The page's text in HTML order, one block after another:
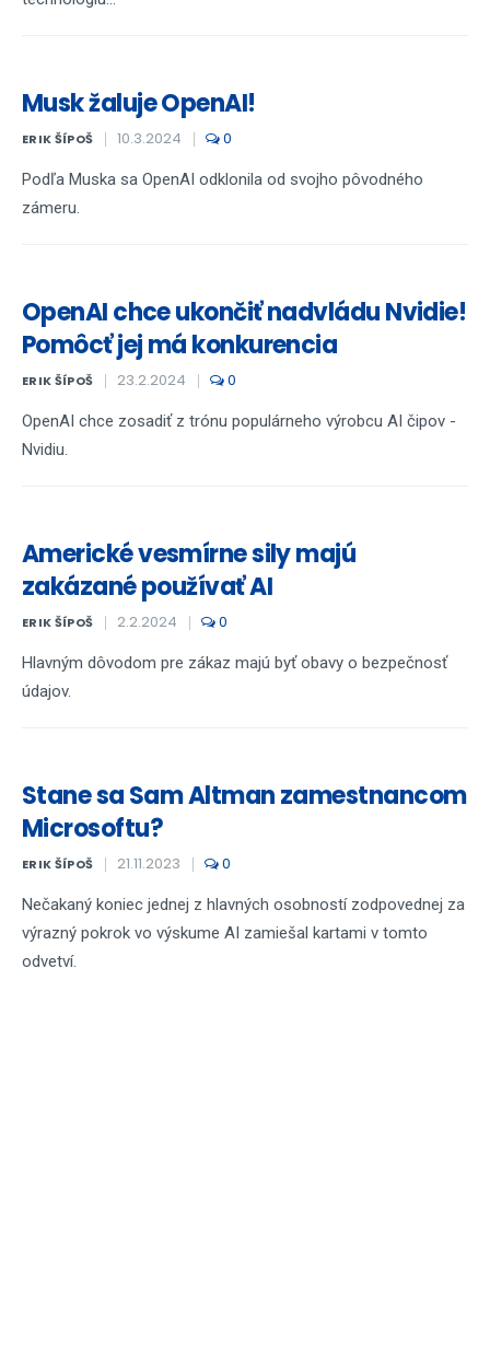
Musk žaluje OpenAI!
ERIK ŠÍPOŠ 10.3.2024 0
Podľa Muska sa OpenAI odklonila od svojho pôvodného
zámeru.
OpenAI chce ukončiť nadvládu Nvidie!
Pomôcť jej má konkurencia
ERIK ŠÍPOŠ 23.2.2024 0
OpenAI chce zosadiť z trónu populárneho výrobcu AI čipov -
Nvidiu.
Americké vesmírne sily majú
zakázané používať AI
ERIK ŠÍPOŠ 2.2.2024 0
Hlavným dôvodom pre zákaz majú byť obavy o bezpečnosť
údajov.
Stane sa Sam Altman zamestnancom
Microsoftu?
ERIK ŠÍPOŠ 21.11.2023 0
Nečakaný koniec jednej z hlavných osobností zodpovednej za
výrazný pokrok vo výskume AI zamiešal kartami v tomto
odvetví.